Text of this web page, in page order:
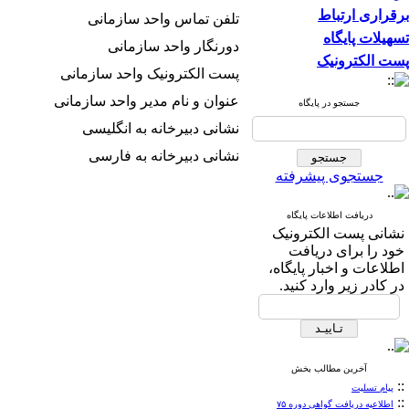
برقراری ارتباط
تسهیلات پایگاه
پست الکترونیک
جستجو در پایگاه
جستجوی پیشرفته
دریافت اطلاعات پایگاه
نشانی پست الکترونیک
خود را برای دریافت
اطلاعات و اخبار پایگاه،
در کادر زیر وارد کنید.
آخرین مطالب بخش
:: پیام تسلیت
:: اطلاعیه دریافت گواهی دوره ۷۵
تلفن تماس واحد سازمانی
دورنگار واحد سازمانی
پست الکترونیک واحد سازمانی
عنوان و نام مدیر واحد سازمانی
نشانی دبیرخانه به انگلیسی
نشانی دبیرخانه به فارسی